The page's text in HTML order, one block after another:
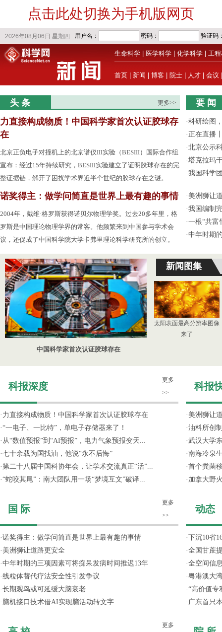
点击此处切换为手机版网页
生命科学 医学科学 化学科学 工
首页 新闻 博客 院士 人才 会议
头 条 更多>>
力直接构成物质！中国科学家首次认证胶球存
在
北京正负电子对撞机上的北京谱仪III实验（BESIII）国际合作组
宣布：经过15年持续研究，BESIII实验建立了证明胶球存在的完
整证据链，解开了困扰学术界近半个世纪的胶球存在之谜。
诺奖得主：做学问简直是世界上最有趣的事情
2004年，戴维·格罗斯获得诺贝尔物理学奖。过去20多年里，格
罗斯是中国理论物理学界的常客。他频繁来到中国参与学术会
议，还促成了中国科学院大学卡弗里理论科学研究所的创立。
要 闻
·科研绘图
· 正在直播
·北京公示
·塔克拉玛
·我国科学
· 美洲狮让
·我国编制
·一根“共富
·中年时期
中国科学家首次认证胶球存在
新闻图集
太阳表面最高分辨率图像
来了
科报深度
更多
>>
· 力直接构成物质！中国科学家首次认证胶球存在
·“一电子、一比特”，单电子存储器来了！
· 从“数值预报”到“AI预报”，电力气象预报变天...
·七十余载为国找油，他说“永不后悔”
·第二十八届中国科协年会，让学术交流真正“活”...
·“蛇咬其尾”：南大团队用一场“梦境互文”破译...
国 际
更多
>>
·诺奖得主：做学问简直是世界上最有趣的事情
· 美洲狮让道路更安全
·中年时期的三项因素可将痴呆发病时间推迟13年
·线粒体替代疗法安全性引发争议
·长期观鸟或可延缓大脑衰老
· 脑机接口技术借AI实现脑活动转文字
更多
科报
· 美洲狮让
·油料所创
·武汉大学
·南海冷泉
·首个粪菌
· 加拿大野
动态
·下沉10省
·全国甘蔗
·全空间信
·粤港澳大
·“高价值专
· 广东首只